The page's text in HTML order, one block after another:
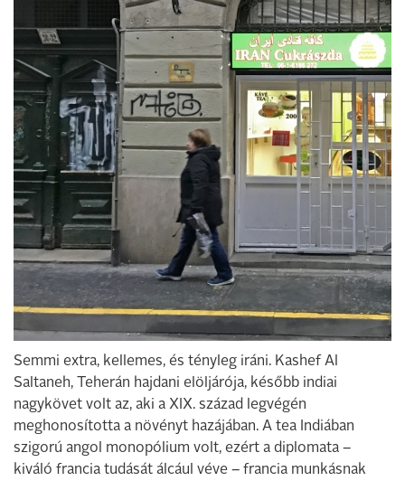
Semmi extra, kellemes, és tényleg iráni. Kashef Al
Saltaneh, Teherán hajdani elöljárója, később indiai
nagykövet volt az, aki a XIX. század legvégén
meghonosította a növényt hazájában. A tea Indiában
szigorú angol monopólium volt, ezért a diplomata –
kiváló francia tudását álcául véve – francia munkásnak